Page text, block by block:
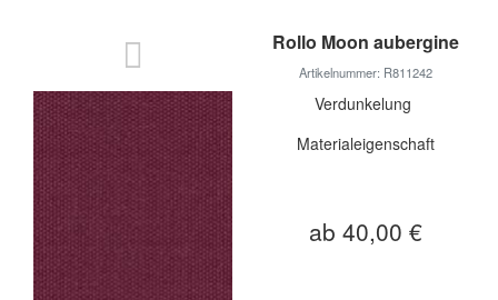
Rollo Moon aubergine
Artikelnummer: R811242
Verdunkelung
Materialeigenschaft
ab 40,00 €